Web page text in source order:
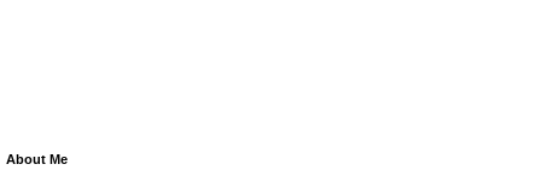
About Me